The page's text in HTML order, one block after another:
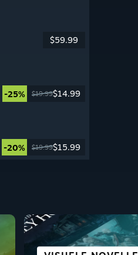
$59.99
-25% $19.99$14.99
-20% $19.99$15.99